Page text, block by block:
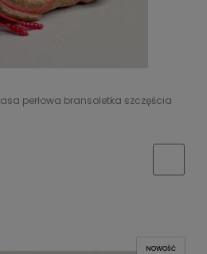
perłowa bransoletka szczęścia
NOWOŚĆ